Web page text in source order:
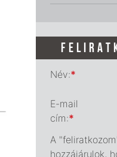
Név:*
E-mail
cím:*
A
hozzájárulok,